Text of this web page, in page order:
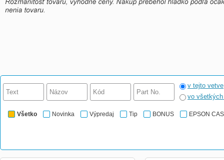
v tejto vetve
vo
Všetko Novinka Výpredaj Tip BONUS EPSON